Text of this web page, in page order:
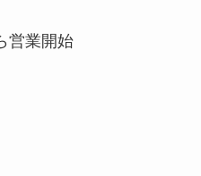
営業開始